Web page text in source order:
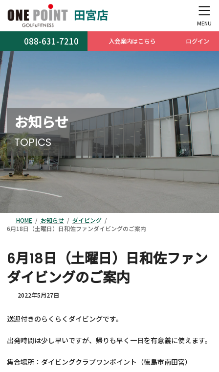
ン
へ
ス
キ
ッ
プ
ー
ョ
ン
に
移
動
088-631-7210 入会案内はこちら ログイン
お知らせ
TOPICS
HOME お知らせ
ダイビング
6月18日（土曜日）日和佐ファンダイビングのご案内
6月18日（土曜日）日和佐ファン
ダイビングのご案内
2022年5月27日
送迎付きのらくらくダイビングです。
出発時間は少し早いですが、帰りも早く一日を有意義に使えます。
集合場所：ダイビングクラブワンポイント（徳島市南田宮）